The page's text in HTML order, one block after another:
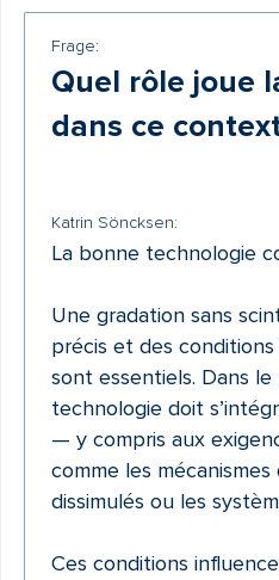
Frage:
Quel rôle joue
dans ce
Katrin Söncksen:
La bonne technologie
Une gradation sans
précis et des
sont essentiels. Dans
technologie doit
— y compris aux
comme les mécanismes
dissimulés ou les
Ces conditions